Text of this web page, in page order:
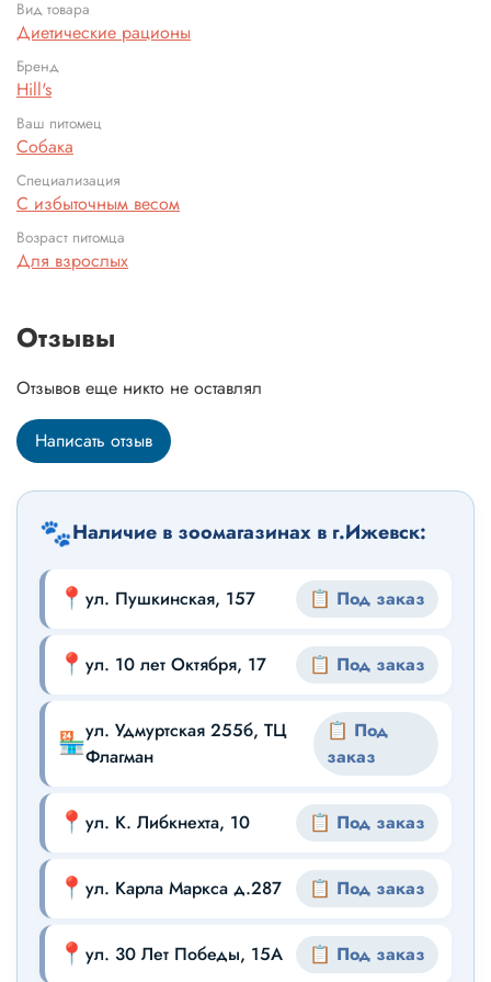
Вид товара
Диетические рационы
Бренд
Hill's
Ваш питомец
Собака
Специализация
С избыточным весом
Возраст питомца
Для взрослых
Отзывы
Отзывов еще никто не оставлял
Написать отзыв
🐾Наличие в зоомагазинах в г.Ижевск:
📍 ул. Пушкинская, 157 📋 Под заказ
📍 ул. 10 лет Октября, 17 📋 Под заказ
🏪ул. Удмуртская 255б, ТЦ
Флагман
📋 Под
заказ
📍 ул. К. Либкнехта, 10 📋 Под заказ
📍 ул. Карла Маркса д.287 📋 Под заказ
📍 ул. 30 Лет Победы, 15А 📋 Под заказ